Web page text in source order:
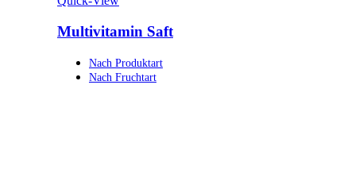
Multivitamin Saft
Nach Produktart
Nach Fruchtart